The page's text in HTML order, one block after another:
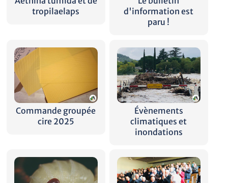
tropilaelaps
d'information est
paru !
Commande groupée
cire 2025
Évènements
climatiques et
inondations